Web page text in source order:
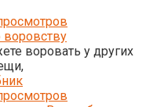
воровству
воровать у других